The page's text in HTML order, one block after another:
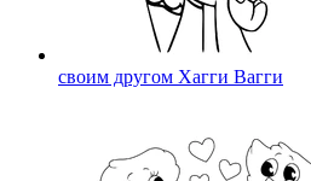
своим другом Хагги Вагги